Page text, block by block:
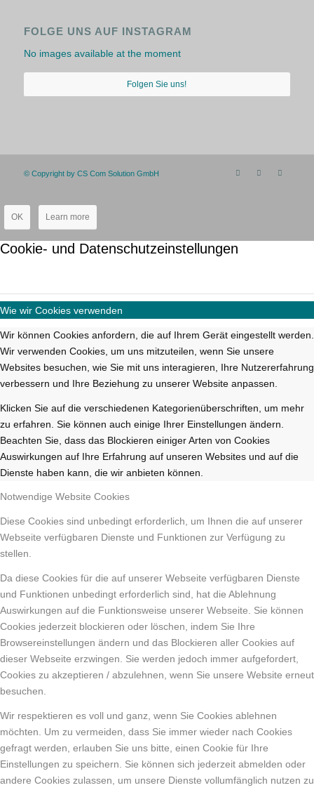
FOLGE UNS AUF INSTAGRAM
No images available at the moment
Folgen Sie uns!
© Copyright by CS Com Solution GmbH
OK Learn more
Cookie- und Datenschutzeinstellungen
Wie wir Cookies verwenden
Wir können Cookies anfordern, die auf Ihrem Gerät eingestellt werden.
Wir verwenden Cookies, um uns mitzuteilen, wenn Sie unsere
Websites besuchen, wie Sie mit uns interagieren, Ihre Nutzererfahrung
verbessern und Ihre Beziehung zu unserer Website anpassen.
Klicken Sie auf die verschiedenen Kategorienüberschriften, um mehr
zu erfahren. Sie können auch einige Ihrer Einstellungen ändern.
Beachten Sie, dass das Blockieren einiger Arten von Cookies
Auswirkungen auf Ihre Erfahrung auf unseren Websites und auf die
Dienste haben kann, die wir anbieten können.
Notwendige Website Cookies
Diese Cookies sind unbedingt erforderlich, um Ihnen die auf unserer
Webseite verfügbaren Dienste und Funktionen zur Verfügung zu
stellen.
Da diese Cookies für die auf unserer Webseite verfügbaren Dienste
und Funktionen unbedingt erforderlich sind, hat die Ablehnung
Auswirkungen auf die Funktionsweise unserer Webseite. Sie können
Cookies jederzeit blockieren oder löschen, indem Sie Ihre
Browsereinstellungen ändern und das Blockieren aller Cookies auf
dieser Webseite erzwingen. Sie werden jedoch immer aufgefordert,
Cookies zu akzeptieren / abzulehnen, wenn Sie unsere Website erneut
besuchen.
Wir respektieren es voll und ganz, wenn Sie Cookies ablehnen
möchten. Um zu vermeiden, dass Sie immer wieder nach Cookies
gefragt werden, erlauben Sie uns bitte, einen Cookie für Ihre
Einstellungen zu speichern. Sie können sich jederzeit abmelden oder
andere Cookies zulassen, um unsere Dienste vollumfänglich nutzen zu